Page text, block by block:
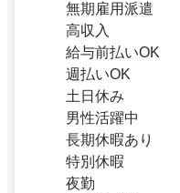
無期雇用派遣
高収入
給与前払いOK
週払いOK
土日休み
男性活躍中
長期休暇あり
特別休暇
夜勤